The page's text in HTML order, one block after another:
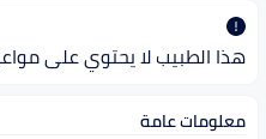
هذا الطبيب لا يحتوي على
معلومات عامة